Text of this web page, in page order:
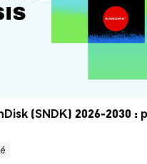
(SNDK) 2026-2030 :